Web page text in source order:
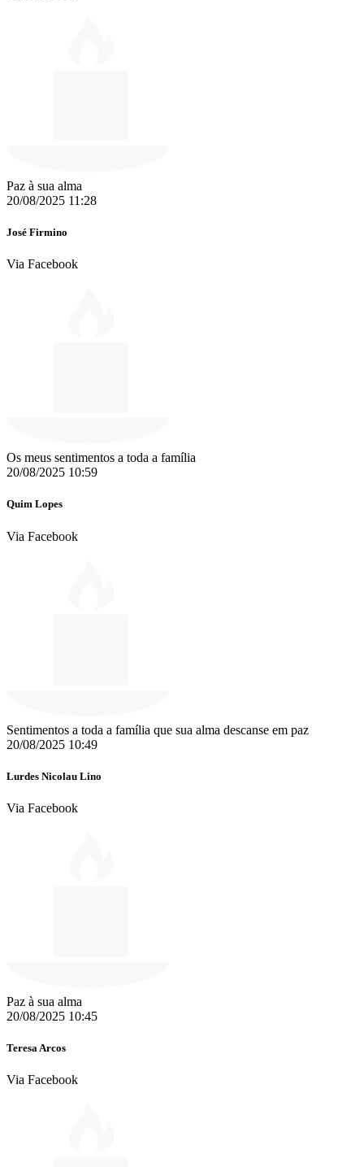
Paz à sua alma
20/08/2025 11:28
José Firmino
Via Facebook
Os meus sentimentos a toda a família
20/08/2025 10:59
Quim Lopes
Via Facebook
Sentimentos a toda a família que sua alma descanse em paz
20/08/2025 10:49
Lurdes Nicolau Lino
Via Facebook
Paz à sua alma
20/08/2025 10:45
Teresa Arcos
Via Facebook